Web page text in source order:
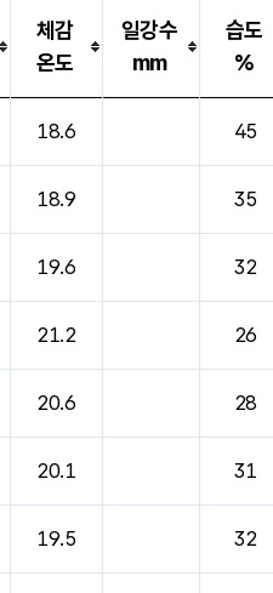
체감
온도
일강수
mm
습도
%
18.6 45
18.9 35
19.6 32
21.2 26
20.6 28
20.1 31
19.5 32